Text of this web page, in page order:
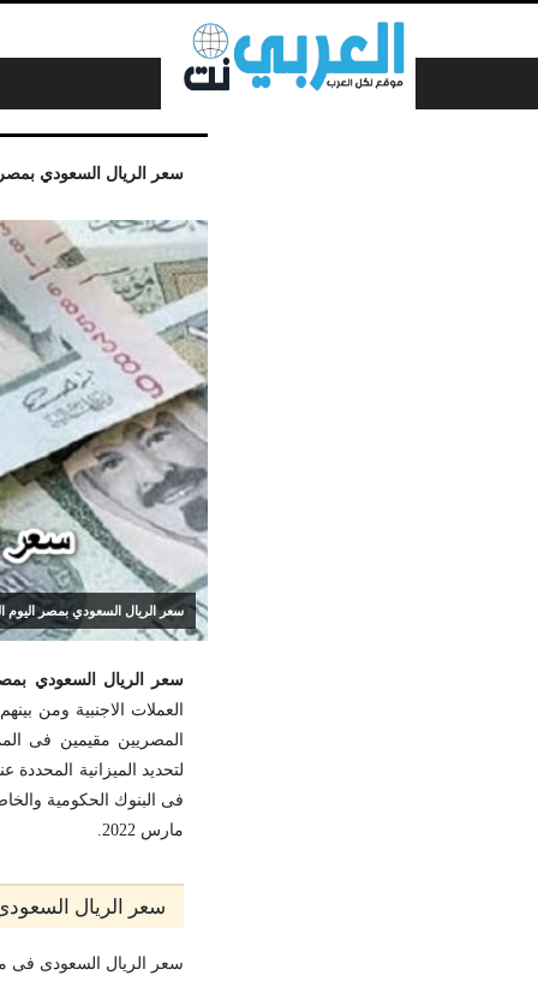
سعر الريال السعودي بمصر اليوم الثلاثاء 15 مارس 2022 بجميع
سعر الريال السعودي بمصر اليوم الثلاثاء 15 مارس 2022 بجميع البنوك وشركات الصرافة
سعر الريال السعودي بمصر اليوم الثلاثاء 15 مارس 2022 بجميع
العملات الاجنبية ومن
المصريين مقيمين فى
لتحديد الميزانية
مارس 2022.
سعر الريال السعودى اليوم
سعر الريال السعودى فى مصر-إيران-